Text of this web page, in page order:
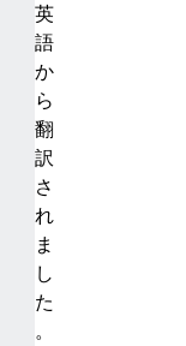
英
語
か
ら
翻
訳
さ
れ
ま
し
た
。